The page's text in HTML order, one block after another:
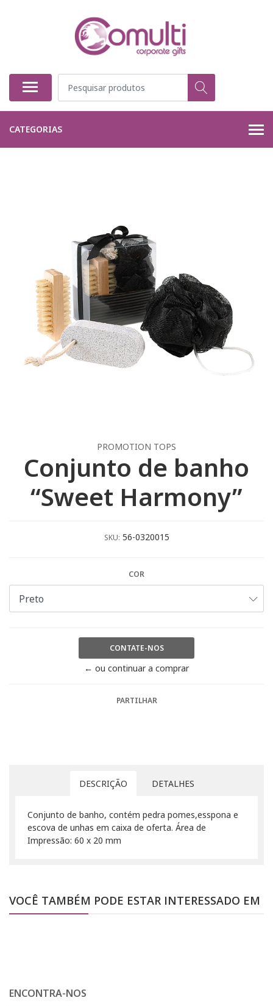
CATEGORIAS
PROMOTION TOPS
Conjunto de banho
“Sweet Harmony”
SKU: 56-0320015
COR
CONTATE-NOS
← ou continuar a comprar
PARTILHAR
DESCRIÇÃO DETALHES
Conjunto de banho, contém pedra pomes,esspona e
escova de unhas em caixa de oferta. Área de
Impressão: 60 x 20 mm
VOCÊ TAMBÉM PODE ESTAR INTERESSADO EM
ENCONTRA-NOS